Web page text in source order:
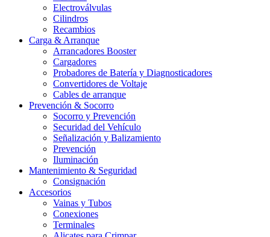
Electroválvulas
Cilindros
Recambios
Carga & Arranque
Arrancadores Booster
Cargadores
Probadores de Batería y Diagnosticadores
Convertidores de Voltaje
Cables de arranque
Prevención & Socorro
Socorro y Prevención
Securidad del Vehículo
Señalización y Balizamiento
Prevención
Iluminación
Mantenimiento & Seguridad
Consignación
Accesorios
Vainas y Tubos
Conexiones
Terminales